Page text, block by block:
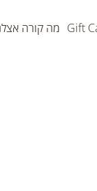
Gift מה קורה